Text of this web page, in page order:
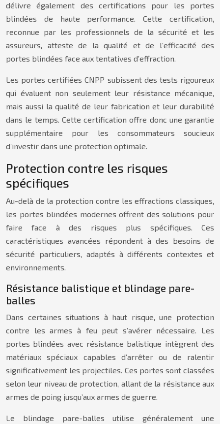
délivre également des certifications pour les portes
blindées de haute performance. Cette certification,
reconnue par les professionnels de la sécurité et les
assureurs, atteste de la qualité et de l’efficacité des
portes blindées face aux tentatives d’effraction.
Les portes certifiées CNPP subissent des tests rigoureux
qui évaluent non seulement leur résistance mécanique,
mais aussi la qualité de leur fabrication et leur durabilité
dans le temps. Cette certification offre donc une garantie
supplémentaire pour les consommateurs soucieux
d’investir dans une protection optimale.
Protection contre les risques
spécifiques
Au-delà de la protection contre les effractions classiques,
les portes blindées modernes offrent des solutions pour
faire face à des risques plus spécifiques. Ces
caractéristiques avancées répondent à des besoins de
sécurité particuliers, adaptés à différents contextes et
environnements.
Résistance balistique et blindage pare-
balles
Dans certaines situations à haut risque, une protection
contre les armes à feu peut s’avérer nécessaire. Les
portes blindées avec résistance balistique intègrent des
matériaux spéciaux capables d’arrêter ou de ralentir
significativement les projectiles. Ces portes sont classées
selon leur niveau de protection, allant de la résistance aux
armes de poing jusqu’aux armes de guerre.
Le blindage pare-balles utilise généralement une